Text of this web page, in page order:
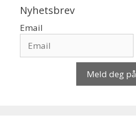
Nyhetsbrev
Email
Meld deg på